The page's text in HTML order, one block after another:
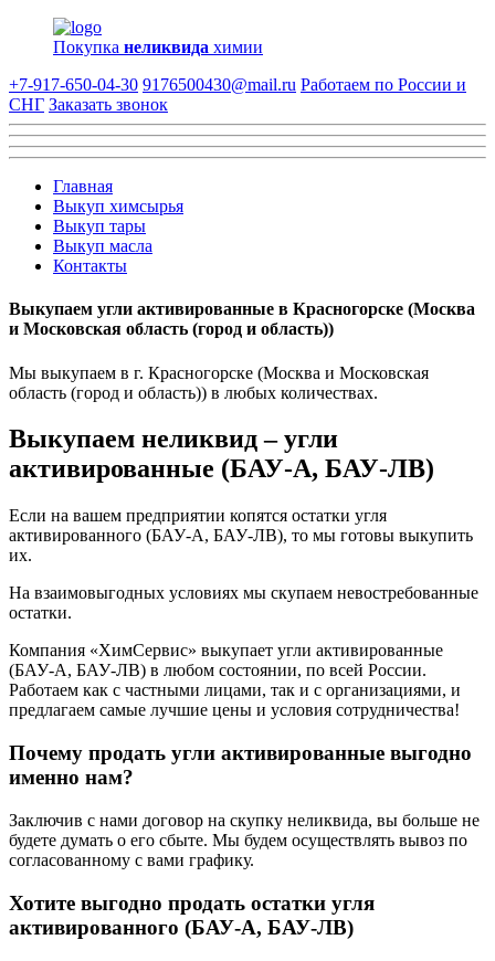
Покупка неликвида химии
+7-917-650-04-30 9176500430@mail.ru Работаем по России и
СНГ Заказать звонок
Главная
Выкуп химсырья
Выкуп тары
Выкуп масла
Контакты
Выкупаем угли активированные в Красногорске (Москва
и Московская область (город и область))
Мы выкупаем в г. Красногорске (Москва и Московская
область (город и область)) в любых количествах.
Выкупаем неликвид – угли
активированные (БАУ-А, БАУ-ЛВ)
Если на вашем предприятии копятся остатки угля
активированного (БАУ-А, БАУ-ЛВ), то мы готовы выкупить
их.
На взаимовыгодных условиях мы скупаем невостребованные
остатки.
Компания «ХимСервис» выкупает угли активированные
(БАУ-А, БАУ-ЛВ) в любом состоянии, по всей России.
Работаем как с частными лицами, так и с организациями, и
предлагаем самые лучшие цены и условия сотрудничества!
Почему продать угли активированные выгодно
именно нам?
Заключив с нами договор на скупку неликвида, вы больше не
будете думать о его сбыте. Мы будем осуществлять вывоз по
согласованному с вами графику.
Хотите выгодно продать остатки угля
активированного (БАУ-А, БАУ-ЛВ)